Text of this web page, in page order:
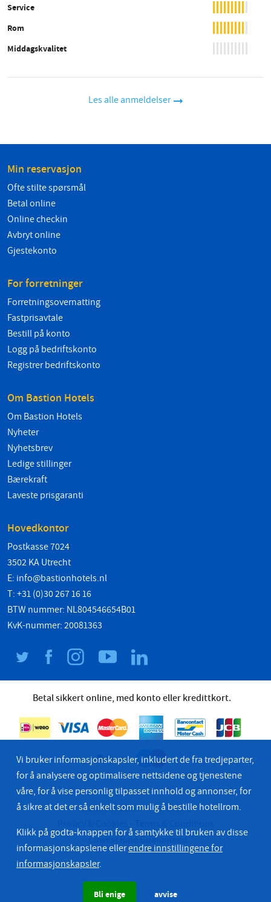
Service
Rom
Middagskvalitet
Les alle anmeldelser
Min reservasjon
Ofte stilte spørsmål
Betal online
Online checkin
Avbryt online
Gjestekonto
For forretninger
Forretningsovernatting
Fastprisavtale
Bestill på konto
Logg på bedriftskonto
Registrer bedriftskonto
Om Bastion Hotels
Om Bastion Hotels
Nyheter
Nyhetsbrev
Ledige stillinger
Bærekraft
Laveste prisgaranti
Hovedkontor
Postkasse 7024
3502 KA Utrecht
E: info@bastionhotels.nl
T: +31 (0)30 267 16 16
BTW nummer: NL804546654B01
KvK-nummer: 20081363
Betal sikkert online, med konto eller kredittkort.
© 2026 Bastion Hotel Group
Lowest Rate Guaranteed
Vi bruker informasjonskapsler, inkludert de fra tredjeparter,
for å analysere og optimalisere nettsidene og tjenestene
våre, for å vise personlig tilpasset innhold og annonser, for
å sikre at det er så enkelt som mulig å bestille hotellrom.
Klikk på godta-knappen for å samtykke til bruken av disse
informasjonskapslene ellerendre innstillingene for
informasjonskapsler.
Bli enige avvise